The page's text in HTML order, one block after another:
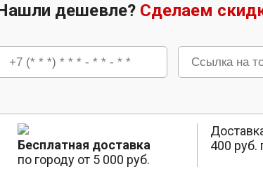
дешевле? Сделаем
Бесплатная доставка
по городу от 5 000 руб.
400 руб.